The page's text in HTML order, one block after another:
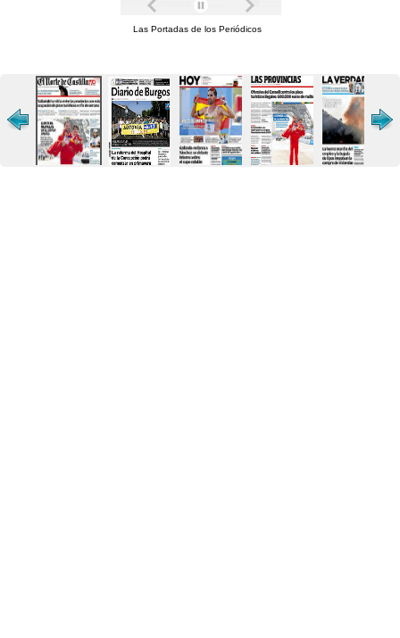
Las Portadas de los Periódicos